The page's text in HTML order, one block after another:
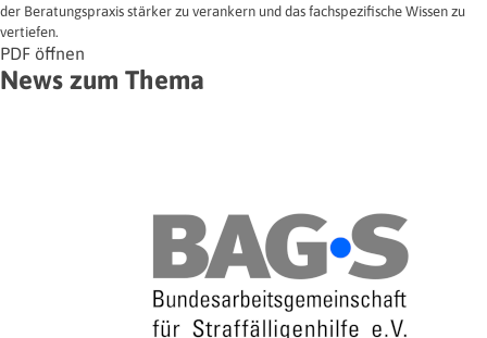
der Beratungspraxis stärker zu verankern und das fachspezifische Wissen zu
vertiefen.
PDF öffnen
News zum Thema